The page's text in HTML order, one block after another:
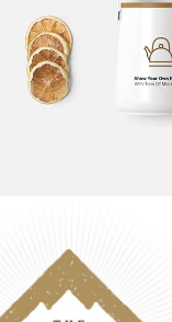
URBAN TAKES